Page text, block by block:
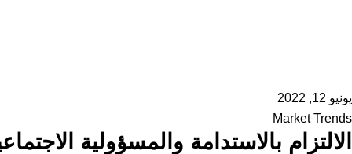
يونيو 12, 2022
Market Trends
الالتزام بالاستدامة والمسؤولية